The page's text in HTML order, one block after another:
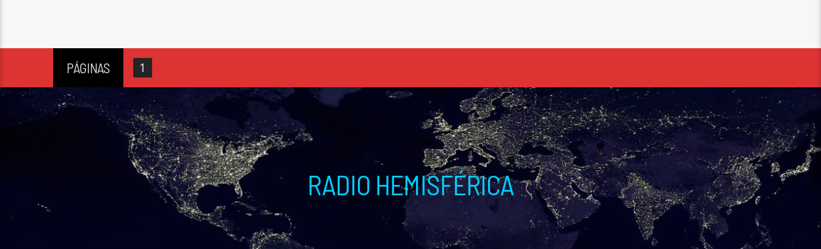
PÁGINAS 1
RADIO HEMISFÉRICA